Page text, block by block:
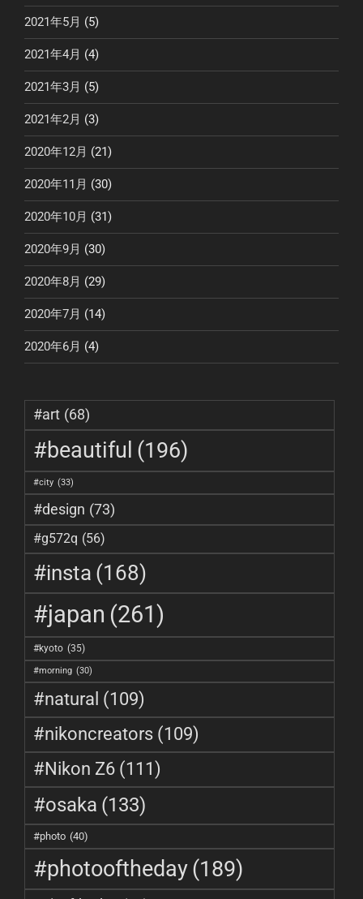
2021年5月 (5)
2021年4月 (4)
2021年3月 (5)
2021年2月 (3)
2020年12月 (21)
2020年11月 (30)
2020年10月 (31)
2020年9月 (30)
2020年8月 (29)
2020年7月 (14)
2020年6月 (4)
#art (68)
#beautiful (196)
#city (33)
#design (73)
#g572q (56)
#insta (168)
#japan (261)
#kyoto (35)
#morning (30)
#natural (109)
#nikoncreators (109)
#Nikon Z6 (111)
#osaka (133)
#photo (40)
#photooftheday(189)